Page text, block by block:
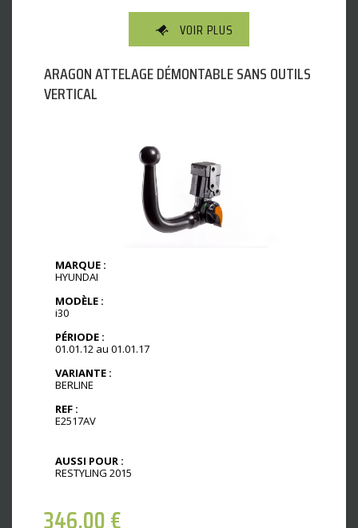
VOIR PLUS
ARAGON ATTELAGE DÉMONTABLE SANS OUTILS
VERTICAL
MARQUE :
HYUNDAI
MODÈLE :
i30
PÉRIODE :
01.01.12 au 01.01.17
VARIANTE :
BERLINE
REF :
E2517AV
AUSSI POUR :
RESTYLING 2015
346,00€